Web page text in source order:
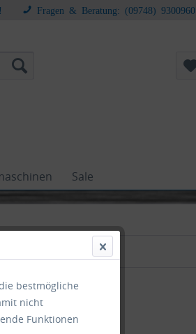
Fragen & Beratung: (09748) 9300960
Sale
bestmögliche
nicht
Funktionen